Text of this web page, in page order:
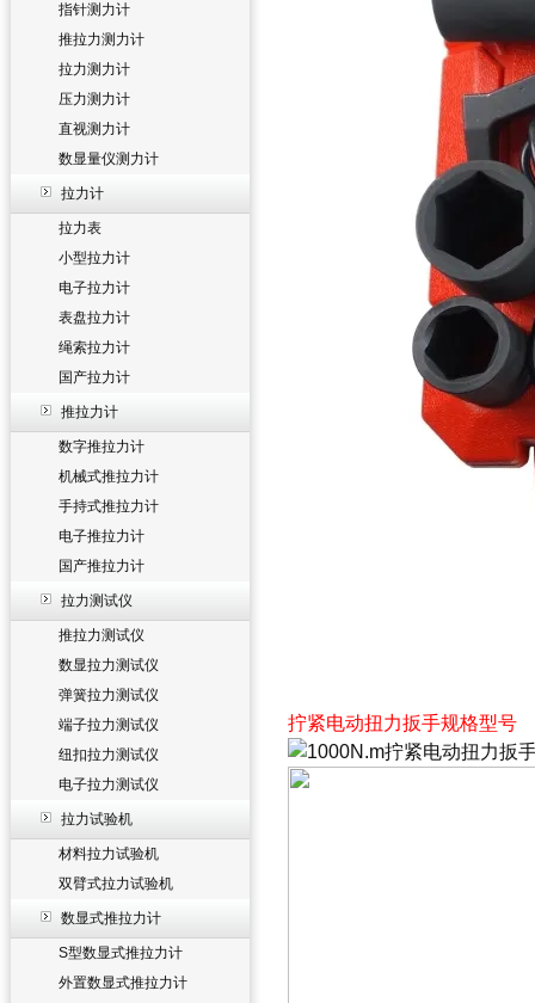
指针测力计
推拉力测力计
拉力测力计
压力测力计
直视测力计
数显量仪测力计
拉力计
拉力表
小型拉力计
电子拉力计
表盘拉力计
绳索拉力计
国产拉力计
推拉力计
数字推拉力计
机械式推拉力计
手持式推拉力计
电子推拉力计
国产推拉力计
拉力测试仪
推拉力测试仪
数显拉力测试仪
弹簧拉力测试仪
端子拉力测试仪
纽扣拉力测试仪
电子拉力测试仪
拉力试验机
材料拉力试验机
双臂式拉力试验机
数显式推拉力计
S型数显式推拉力计
外置数显式推拉力计
拧紧电动扭力扳手规格型号